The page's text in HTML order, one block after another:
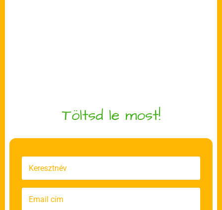
Töltsd le most!